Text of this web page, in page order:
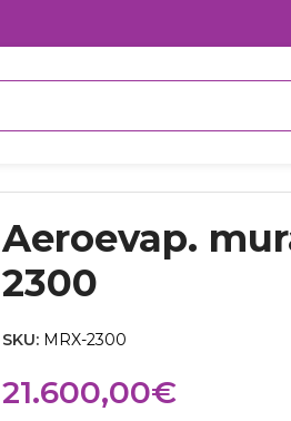
Aeroevap.
2300
SKU: MRX-2300
21.600,00€